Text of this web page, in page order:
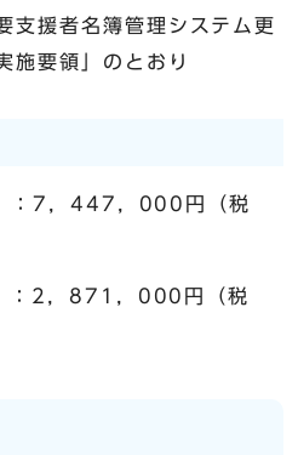
支援者名簿管理システム更
施要領」のとおり
7，447，000円（税
：2，871，000円（税